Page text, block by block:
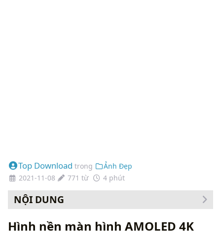
Top Download trong
Ảnh Đẹp
2021-11-08
771 từ 4 phút
NỘI DUNG
Hình nền màn hình AMOLED 4K